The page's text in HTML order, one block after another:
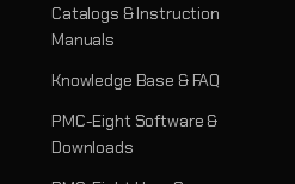
Catalogs & Instruction
Manuals
Knowledge Base & FAQ
PMC-Eight Software &
Downloads